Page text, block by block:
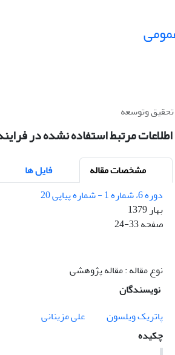
وتوسعه
اطلاعات مرتبط استفاده نشده در
مشخصات مقاله فایل ها
دوره 6، شماره 1 - شماره پیاپی 20
بهار 1379
صفحه24-33
نوع مقاله : مقاله پژوهشی
نویسندگان
پاتریک ویلسون
علی مزینانی
چکیده